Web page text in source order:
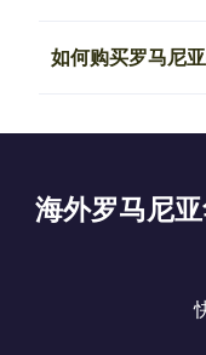
如何购买罗马尼
海外罗马尼